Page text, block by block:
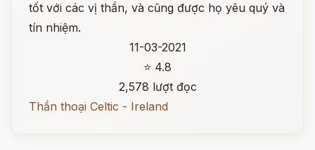
tốt với các vị thần, và cũng được họ yêu quý và
tín nhiệm.
11-03-2021
⭐ 4.8
2,578 lượt đọc
Thần thoại Celtic - Ireland